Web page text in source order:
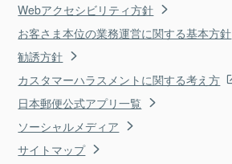
Webアクセシビリティ方針
お客さま本位の業務運営に関する基本方針
勧誘方針
カスタマーハラスメントに関する考え方
日本郵便公式アプリ一覧
ソーシャルメディア
サイトマップ